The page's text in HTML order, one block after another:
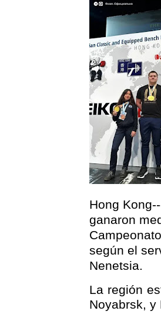
Hong
ganaron
según el
Nenetsia.
La región
Noyabrsk, y